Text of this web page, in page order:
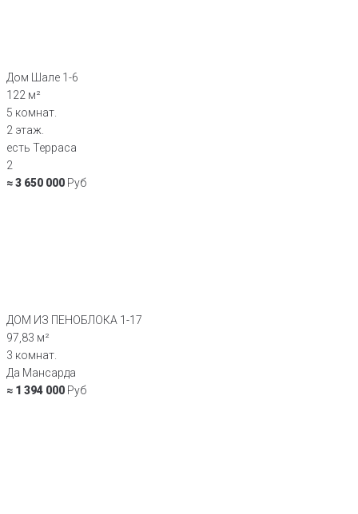
Дом Шале 1-6
122 м²
5 комнат.
2 этаж.
есть Терраса
2
≈ 3 650 000 Руб
ДОМ ИЗ ПЕНОБЛОКА 1-17
97,83 м²
3 комнат.
Да Мансарда
≈ 1 394 000 Руб